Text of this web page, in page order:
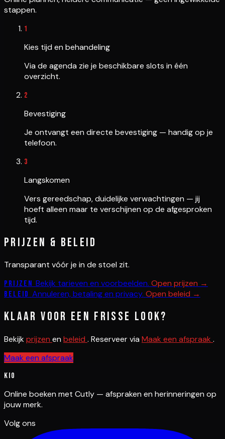
stappen.
1
Kies tijd en behandeling
Via de agenda zie je beschikbare slots in één
overzicht.
2
Bevestiging
Je ontvangt een directe bevestiging — handig op je
telefoon.
3
Langskomen
Vers gereedschap, duidelijke verwachtingen — jij
hoeft alleen maar te verschijnen op de afgesproken
tijd.
Prijzen & beleid
Transparant vóór je in de stoel zit.
Prijzen Bekijk tarieven en voorbeelden. Open prijzen →
Beleid Annuleren, betaling en privacy. Open beleid →
Klaar voor een frisse look?
Bekijkprijzen en beleid . Reserveer via Maak een afspraak .
Maak een afspraak
Kio
Online boeken met Cutly — afspraken en herinneringen op
jouw merk.
Volg ons